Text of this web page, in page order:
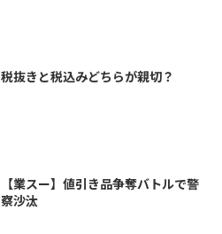
税抜きと税込みどちらが親切？
【業スー】値引き品争奪バトルで警
察沙汰